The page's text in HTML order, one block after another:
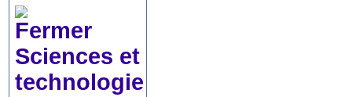
Sciences et
technologie